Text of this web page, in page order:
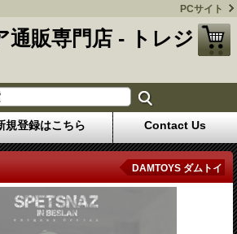
PCサイト
通販専門店 - トレジ
規登録はこちら Contact Us
DAMTOYS ダムトイ